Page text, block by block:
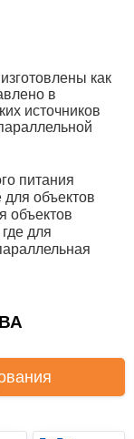
как
в
источников
питания
объектов
объектов
для